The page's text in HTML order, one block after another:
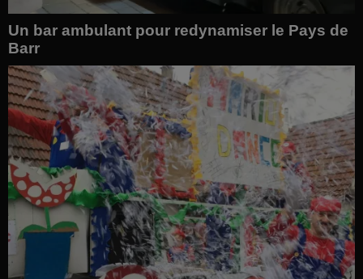
Un bar ambulant pour redynamiser le Pays de
Barr